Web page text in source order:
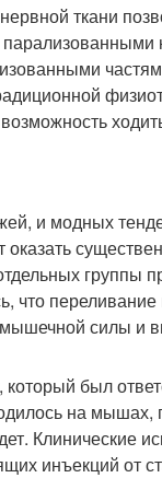
ткани
и модных
силы и
был
на мышах,
Клинические
инъекций от